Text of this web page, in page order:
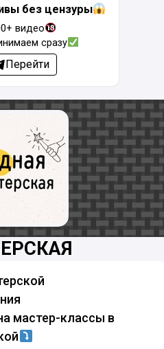
без цензуры
видео
сразу
Перейти
мастер-классы в